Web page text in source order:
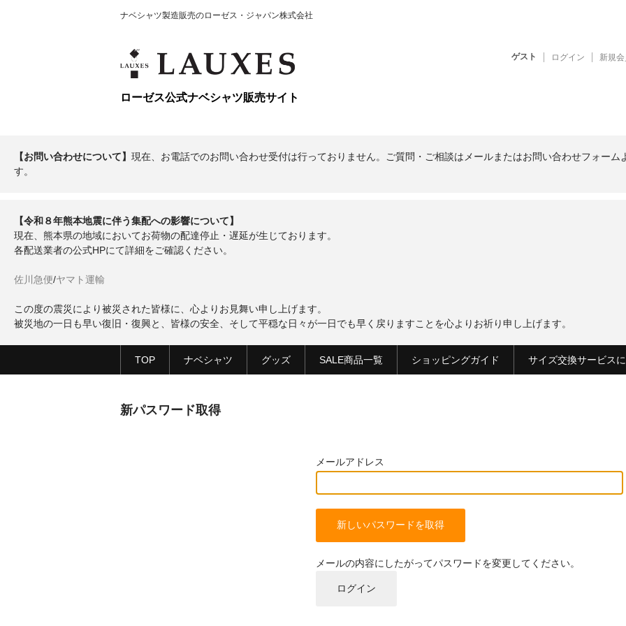
ナベシャツ製造販売のローゼス・ジャパン株式会社
ローゼス公式ナベシャツ販売サイト
ゲスト ログイン 新規
【お問い合わせについて】 現在、お電話でのお問い合わせ受付は行っておりません。ご質問・ご相談はメールまたはお問い合わせフォー
す。
【令和８年熊本地震に伴う集配への影響について】
現在、熊本県の地域においてお荷物の配達停止・遅延が生じております。
各配送業者の公式HPにて詳細をご確認ください。
佐川急便/ヤマト運輸
この度の震災により被災された皆様に、心よりお見舞い申し上げます。
被災地の一日も早い復旧・復興と、皆様の安全、そして平穏な日々が一日でも早く戻りますことを心よりお祈り申し上げます。
TOP ナベシャツ グッズ SALE商品一覧 ショッピングガイド サイズ交換サービス
新パスワード取得
メールアドレス
メールの内容にしたがってパスワードを変更してください。
ログイン